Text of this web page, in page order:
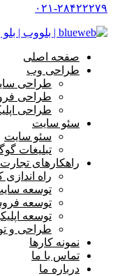
۰۲۱-۲۸۴۲۲۲۷۹
صفحه اصلی
طراحی وب
طراحی
طراحی
طراحی
سئو سایت
سئو سایت
تبلیغات
راهکارهای تجارت
راه
توسعه
توسعه
توسعه
طراحی و
نمونه کارها
تماس با ما
درباره ما